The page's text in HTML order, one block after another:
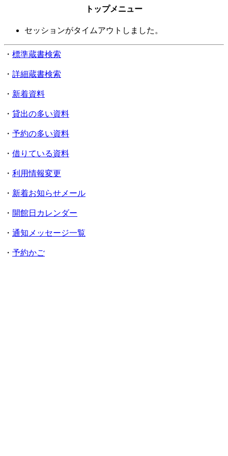
トップメニュー
セッションがタイムアウトしました。
・ 標準蔵書検索
・ 詳細蔵書検索
・ 新着資料
・ 貸出の多い資料
・ 予約の多い資料
・ 借りている資料
・ 利用情報変更
・ 新着お知らせメール
・ 開館日カレンダー
・ 通知メッセージ一覧
・ 予約かご